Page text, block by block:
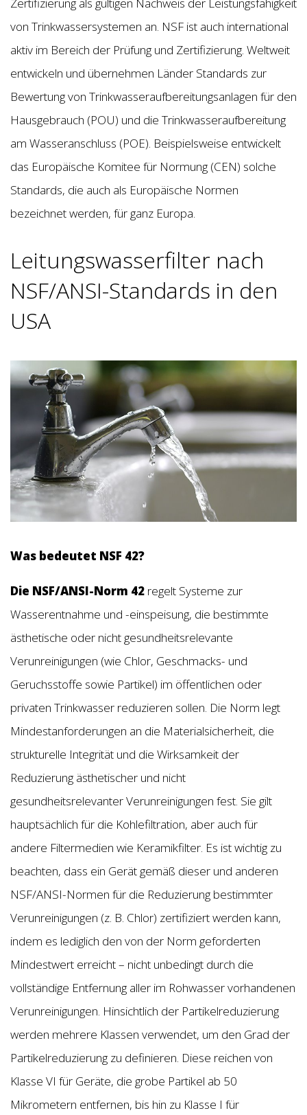
von Trinkwassersystemen an. NSF ist auch international
aktiv im Bereich der Prüfung und Zertifizierung. Weltweit
entwickeln und übernehmen Länder Standards zur
Bewertung von Trinkwasseraufbereitungsanlagen für den
Hausgebrauch (POU) und die Trinkwasseraufbereitung
am Wasseranschluss (POE). Beispielsweise entwickelt
das Europäische Komitee für Normung (CEN) solche
Standards, die auch als Europäische Normen
bezeichnet werden, für ganz Europa.
Leitungswasserfilter nach
NSF/ANSI-Standards in den
USA
Was bedeutet NSF 42?
Die NSF/ANSI-Norm 42 regelt Systeme zur
Wasserentnahme und -einspeisung, die bestimmte
ästhetische oder nicht gesundheitsrelevante
Verunreinigungen (wie Chlor, Geschmacks- und
Geruchsstoffe sowie Partikel) im öffentlichen oder
privaten Trinkwasser reduzieren sollen. Die Norm legt
Mindestanforderungen an die Materialsicherheit, die
strukturelle Integrität und die Wirksamkeit der
Reduzierung ästhetischer und nicht
gesundheitsrelevanter Verunreinigungen fest. Sie gilt
hauptsächlich für die Kohlefiltration, aber auch für
andere Filtermedien wie Keramikfilter. Es ist wichtig zu
beachten, dass ein Gerät gemäß dieser und anderen
NSF/ANSI-Normen für die Reduzierung bestimmter
Verunreinigungen (z. B. Chlor) zertifiziert werden kann,
indem es lediglich den von der Norm geforderten
Mindestwert erreicht – nicht unbedingt durch die
vollständige Entfernung aller im Rohwasser vorhandenen
Verunreinigungen. Hinsichtlich der Partikelreduzierung
werden mehrere Klassen verwendet, um den Grad der
Partikelreduzierung zu definieren. Diese reichen von
Klasse VI für Geräte, die grobe Partikel ab 50
Mikrometern entfernen, bis hin zu Klasse I für